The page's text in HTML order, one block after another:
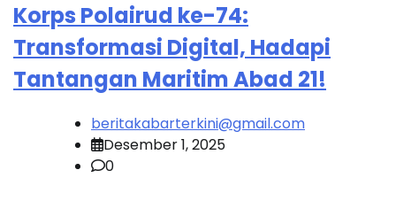
Korps Polairud ke-74:
Transformasi Digital, Hadapi
Tantangan Maritim Abad 21!
beritakabarterkini@gmail.com
Desember 1, 2025
0